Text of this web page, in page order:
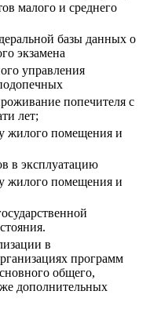
малого и среднего
базы данных о
экзамена
управления
попечителя с
лет;
жилого помещения и
в эксплуатацию
жилого помещения и
в
программ
общего,
дополнительных